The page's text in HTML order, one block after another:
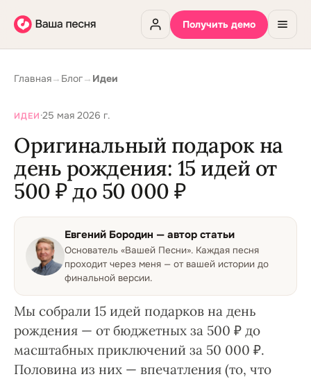
Получить демо
Главная→ Блог→ Идеи
ИДЕИ·25 мая 2026 г.
Оригинальный подарок на
день рождения: 15 идей от
500 ₽ до 50 000 ₽
Евгений Бородин — автор статьи
Основатель «Вашей Песни». Каждая песня
проходит через меня — от вашей истории до
финальной версии.
Мы собрали 15 идей подарков на день
рождения — от бюджетных за 500 ₽ до
масштабных приключений за 50 000 ₽.
Половина из них — впечатления (то, что